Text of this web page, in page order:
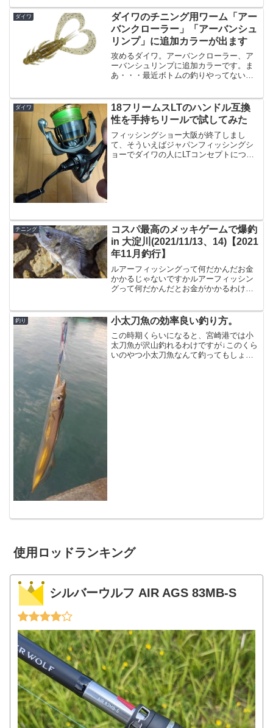
サイズになった」ルアーがありまして、
それが「モアザン シャロ...
ダイワ
ダイワのチニング用ワーム「アー
バンクローラー」「アーバンシュ
リンプ」に追加カラーが出ます
攻めるダイワ。アーバンクローラー、ア
ーバンシュリンプに追加カラーです。ま
あ・・・最近ボトムの釣りやってないん
するにも、そもそも「そこにチヌは居る
よね」っていう確認をして...
ダイワ
18フリームスLTのハンドル互換
性を手持ちリールで試してみた
フィッシングショー大阪が終了しまし
て、そういえばジャパンフィッシングシ
ョーでダイワの人にLTコンセプトについ
チニング
コスパ最高のメッキゲームで爆釣
in 大淀川(2021/11/13、14)【2021
年11月釣行】
ルアーフィッシングって何だかんだお金
かかるじゃないですかルアーフィッシン
グって何だかんだとお金がかかるわけで
アルカリシャッドだけ取られたり、しか
も今コアマンやB...
釣り 小太刀魚の効率良い釣り方。
この時期くらいになると、宮崎港では小
太刀魚が沢山釣れるわけですが↓このくら
いのやつ小太刀魚なんて釣ってもしょう
使用ロッドランキング
シルバーウルフ AIR AGS 83MB-S